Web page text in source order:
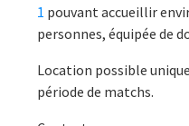
1 pouvant accueillir
personnes, équipée de
Location possible
période de matchs.